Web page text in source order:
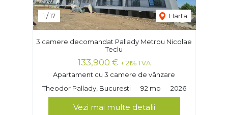
1 /17 Harta
3 camere decomandat Pallady Metrou Nicolae
Teclu
133,900 € + 21% TVA
Apartament cu 3 camere de vânzare
Theodor Pallady, Bucuresti
92 mp 2026
Vezi mai multe detalii